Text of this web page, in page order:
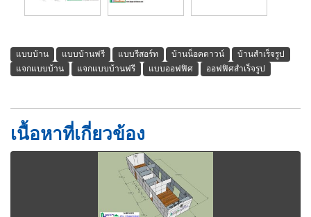
แบบบ้าน แบบบ้านฟรี แบบรีสอร์ท บ้านน็อคดาวน์
บ้านสำเร็จรูป
แจกแบบบ้าน
แจกแบบบ้านฟรี แบบออฟฟิศ ออฟฟิศสำเร็จรูป
เนื้อหาที่เกี่ยวข้อง